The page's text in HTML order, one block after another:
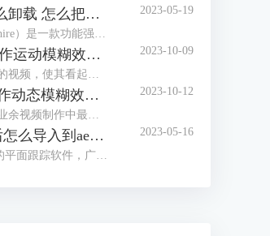
蓝宝石插件怎么卸载 怎么把蓝宝石插件彻底删除
蓝宝石插件（Sapphire）是一款功能强大的视觉特效插件，它是属于BorisFX特效创作工具中的一部分，广泛应用于各种视频编辑软件中。然而，在某些情况下，您可能需要卸载或彻底删除蓝宝石插件。本文将为您提供详细的卸载和删除步骤，帮助您顺利完成操作。
2023-05-19
如何在AE中制作运动模糊效果：3种制作运动模糊的方法
制作具有视觉效果的视频，使其看起来轻松自然，实际上需要大量工作。许多因素可以影响制作出具有真实感的镜头，观众很容易察觉到任何看起来不太对劲的地方。这意味着有时需要后期制作技巧来实现最自然的效果。
2023-10-09
如何在PR中制作动态模糊效果：两种制作动态模糊的方法
运动模糊是专业和业余视频制作中最广泛使用的视频效果之一。视频编辑师依赖于运动模糊效果来“增强”具有运动和动作的场景，使运动看起来更好，并且在大多数情况下更加真实。运动模糊还可用于强调速度和动感。
2023-10-12
mocha跟踪完后怎么导入到ae mocha跟踪使用教程
Mocha是一款专业的平面跟踪软件，广泛应用于视觉特效制作、动态图像处理等领域。通过Mocha插件，用户可以轻松地在Adobe After Effects（AE）中实现平面跟踪。本文将为您详细介绍mocha跟踪完后如何导入到AE以及Mocha跟踪的基本使用教程。
2023-05-16